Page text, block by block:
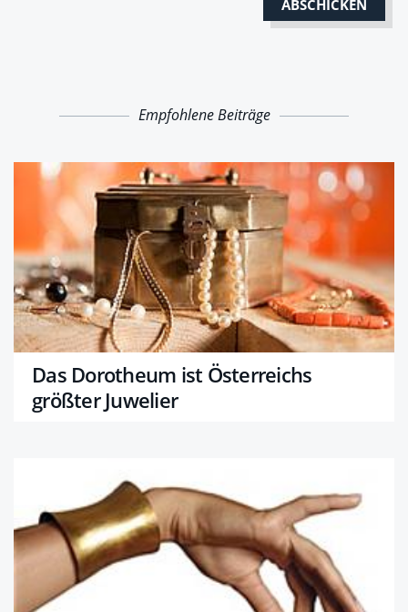
Empfohlene Beiträge
Das Dorotheum ist Österreichs
größter Juwelier